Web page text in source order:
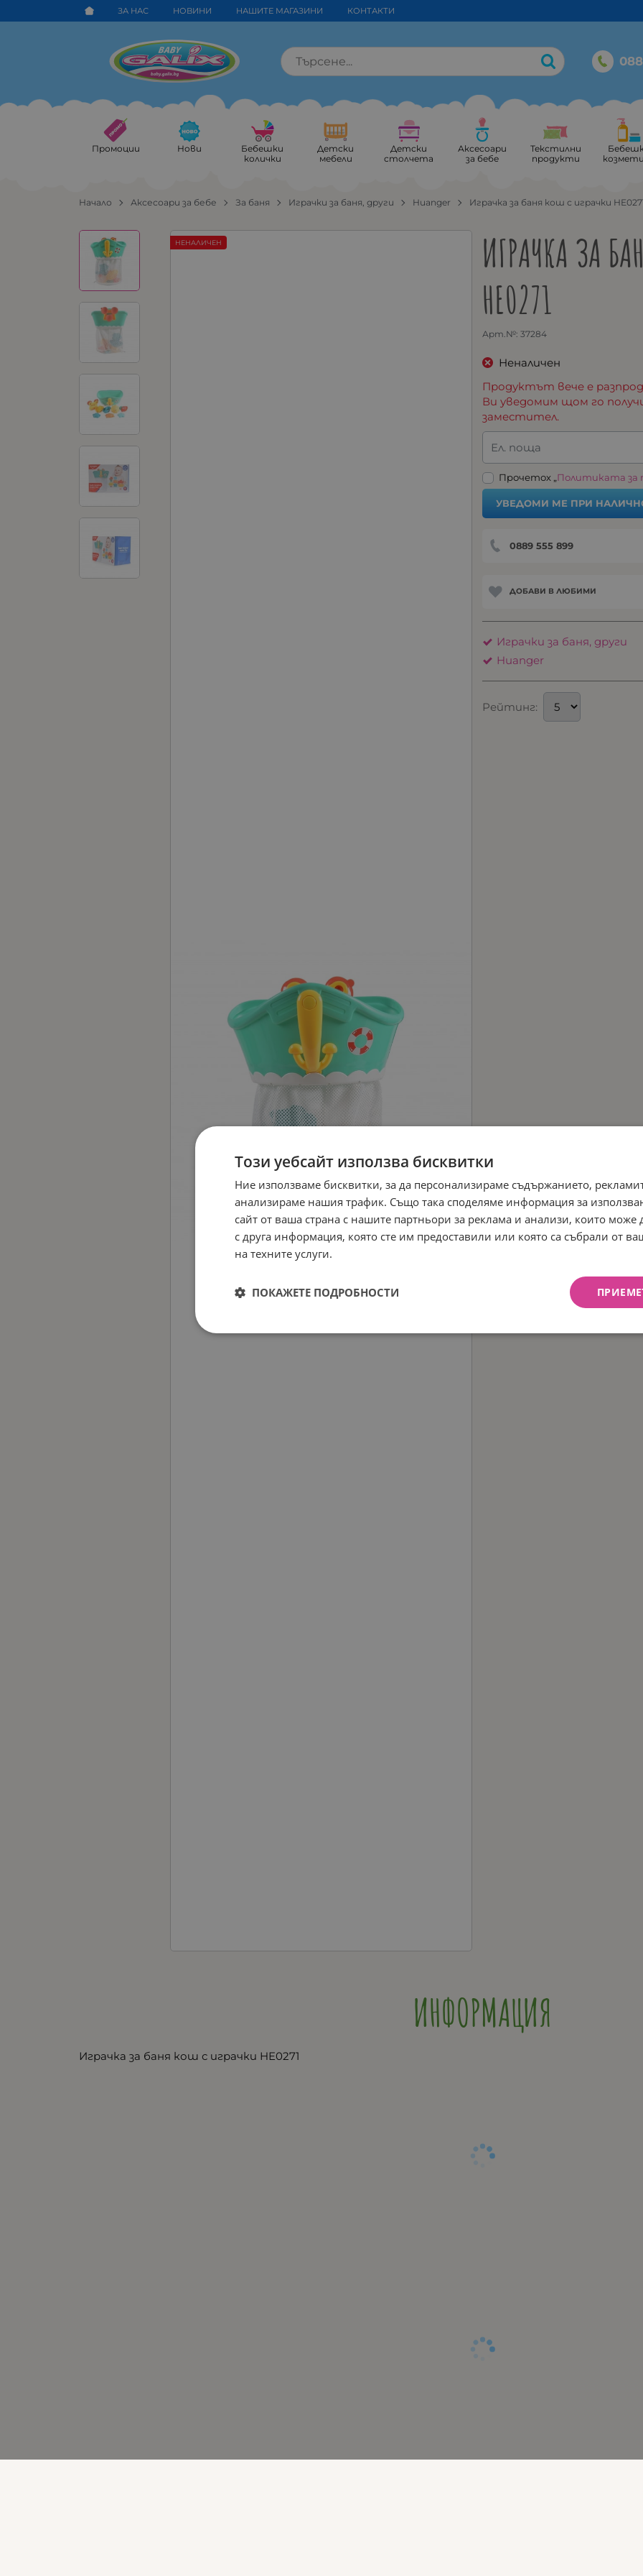
ЗА НАС НОВИНИ НАШИТЕ МАГАЗИНИ КОНТАКТИ
Промоции Нови
Бебешки
колички
Детски
мебели
Детски
столчета
Аксесоари
за бебе
Текстилни
продукти
Начало Аксесоари за бебе За баня Играчки за баня, други Huanger Играчка за баня кош с играчки
ИГРАЧКА ЗА
HE0271
Арт.№: 37284
НЕНАЛИЧЕН
Неналичен
Продуктът вече е
Ви уведомим щом го
заместител.
Ел. поща
Прочетох „Политиката за
УВЕДОМИ МЕ ПРИ
0889 555 899
ДОБАВИ В ЛЮБИМИ
Играчки за баня, други
Huanger
Рейтинг:
ИНФОРМАЦИЯ
Играчка за баня кош с играчки HE0271
Този уебсайт използва бисквитки
Ние използваме бисквитки, за да персонализираме съдържанието,
анализираме нашия трафик. Също така споделяме информация за
сайт от ваша страна с нашите партньори за реклама и анализи, които може
с друга информация, която сте им предоставили или която са събрали от
на техните услуги.
ПОКАЖЕТЕ ПОДРОБНОСТИ